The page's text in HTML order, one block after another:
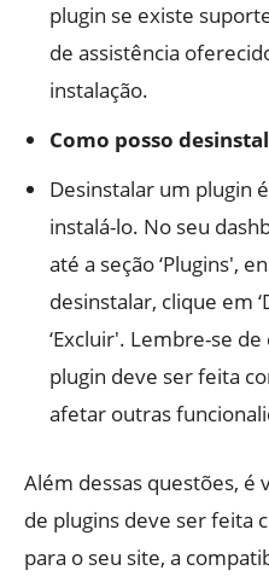
plugin se existe
de assistência
instalação.
Como posso
Desinstalar um plugin
instalá-lo. No seu
até a seção ‘Plugins',
desinstalar, clique em
‘Excluir'. Lembre-se
plugin deve ser feita
afetar outras
Além dessas questões, é
de plugins deve ser feita
para o seu site, a